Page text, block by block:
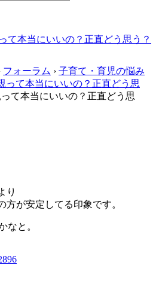
て本当にいいの？正直どう思う？
フォーラム › 子育て・育児の悩み
って本当にいいの？正直どう思
て本当にいいの？正直どう思
り
方が安定してる印象です。
なと。